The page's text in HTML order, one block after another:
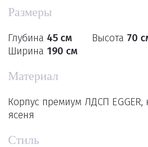
Размеры
Глубина 45 см Высота 70
Ширина 190 см
Материал
Корпус премиум ЛДСП
ясеня
Стиль